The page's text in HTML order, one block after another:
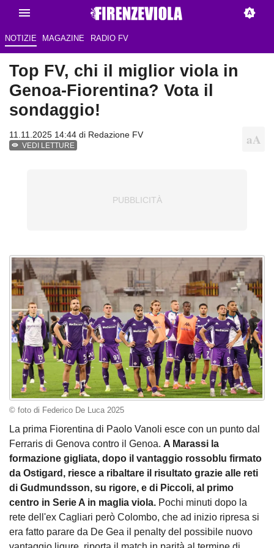
NOTIZIE MAGAZINE RADIO FV
Top FV, chi il miglior viola in
Genoa-Fiorentina? Vota il
sondaggio!
11.11.2025 14:44 di Redazione FV
VEDI LETTURE
© foto di Federico De Luca 2025
La prima Fiorentina di Paolo Vanoli esce con un punto dal
Ferraris di Genova contro il Genoa. A Marassi la
formazione gigliata, dopo il vantaggio rossoblu firmato
da Ostigard, riesce a ribaltare il risultato grazie alle reti
di Gudmundsson, su rigore, e di Piccoli, al primo
centro in Serie A in maglia viola. Pochi minuti dopo la
rete dell'ex Cagliari però Colombo, che ad inizio ripresa si
era fatto parare da De Gea il penalty del possibile nuovo